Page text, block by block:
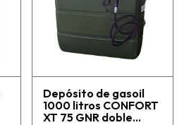
Depósito de gasoil
1000 litros CONFORT
XT 75 GNR doble